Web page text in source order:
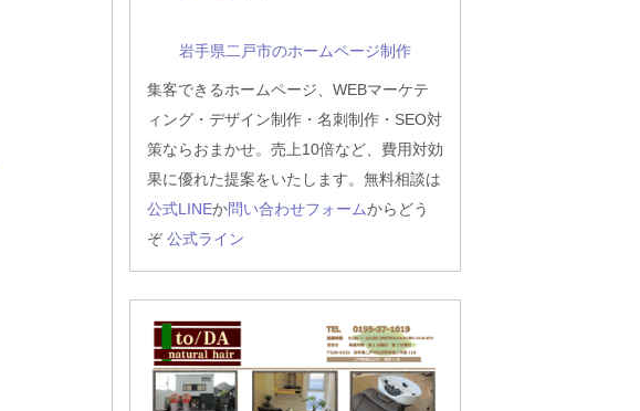
岩手県二戸市のホームページ制作
集客できるホームページ、WEBマーケテ
ィング・デザイン制作・名刺制作・SEO対
策ならおまかせ。売上10倍など、費用対効
果に優れた提案をいたします。無料相談は
公式LINEか問い合わせフォームからどう
ぞ 公式ライン